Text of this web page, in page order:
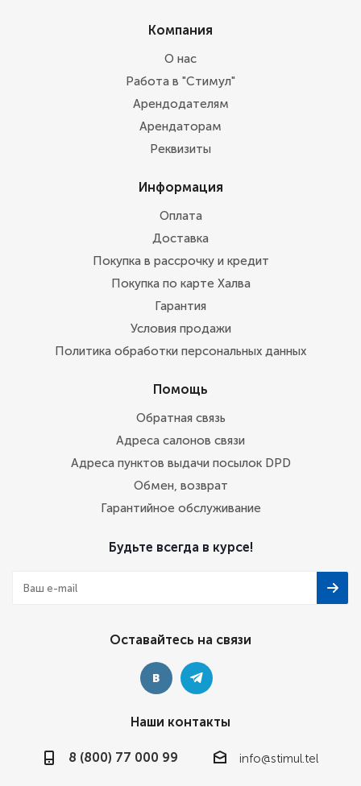
Компания
О нас
Работа в "Стимул"
Арендодателям
Арендаторам
Реквизиты
Информация
Оплата
Доставка
Покупка в рассрочку и кредит
Покупка по карте Халва
Гарантия
Условия продажи
Политика обработки персональных данных
Помощь
Обратная связь
Адреса салонов связи
Адреса пунктов выдачи посылок DPD
Обмен, возврат
Гарантийное обслуживание
Будьте всегда в курсе!
Оставайтесь на связи
Наши контакты
8 (800) 77 000 99 info@stimul.tel